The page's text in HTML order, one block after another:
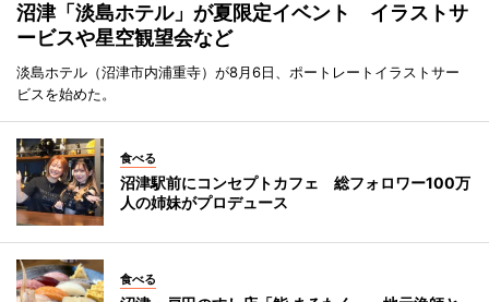
沼津「淡島ホテル」が夏限定イベント イラストサ
ービスや星空観望会など
淡島ホテル（沼津市内浦重寺）が8月6日、ポートレートイラストサー
ビスを始めた。
食べる
沼津駅前にコンセプトカフェ 総フォロワー100万
人の姉妹がプロデュース
食べる